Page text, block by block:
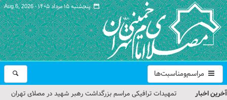
پنجشنبه ۱۵ مرداد ۱۴۰۵ - Aug 6, 2026
مراسم‌ومناسبت‌ها
آخرین اخبار
تمهیدات ترافیکی مراسم بزرگداشت رهبر شهید در مصلای تهران